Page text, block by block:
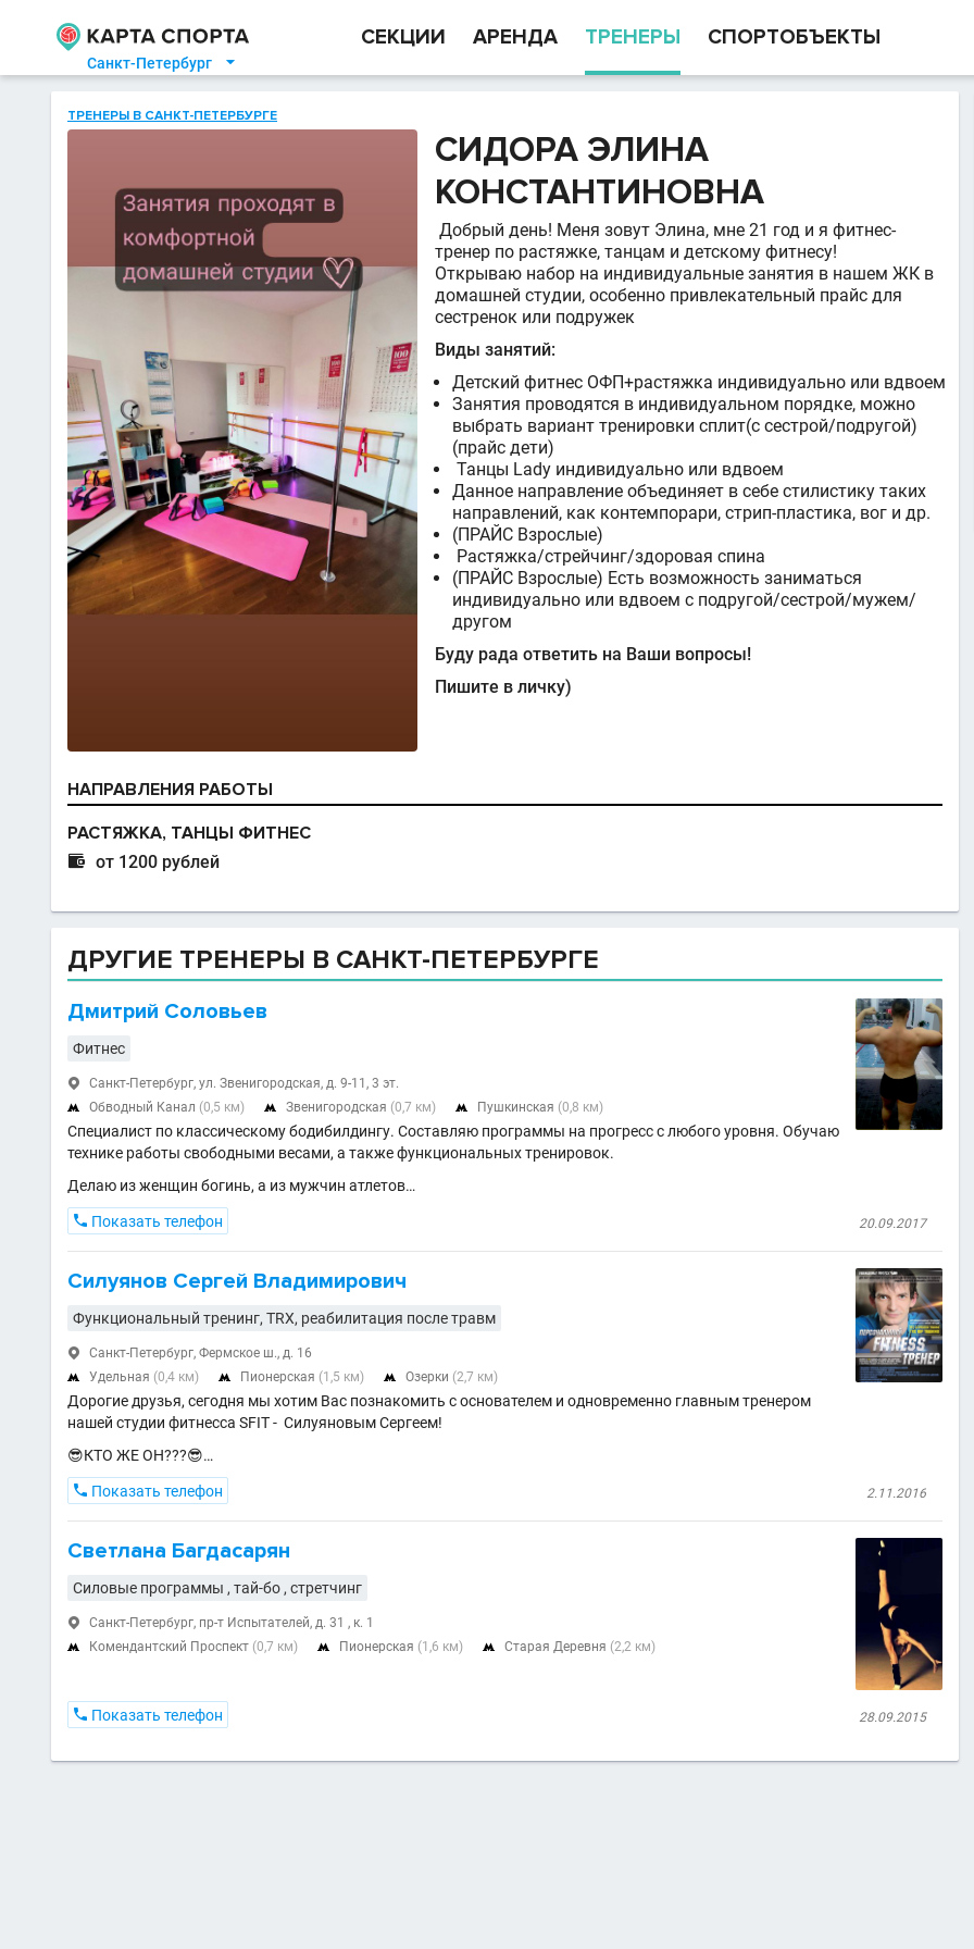
Санкт-Петербург 
СЕКЦИИ АРЕНДА ТРЕНЕРЫ СПОРТОБЪЕКТЫ
ТРЕНЕРЫ В САНКТ-ПЕТЕРБУРГЕ
СИДОРА ЭЛИНА
КОНСТАНТИНОВНА
Добрый день! Меня зовут Элина, мне 21 год и я фитнес-
тренер по растяжке, танцам и детскому фитнесу!
Открываю набор на индивидуальные занятия в нашем ЖК в
домашней студии, особенно привлекательный прайс для
сестренок или подружек
Виды занятий:
Детский фитнес ОФП+растяжка индивидуально или вдвоем
Занятия проводятся в индивидуальном порядке, можно
выбрать вариант тренировки сплит(с сестрой/подругой)
(прайс дети)
Танцы Lady индивидуально или вдвоем
Данное направление объединяет в себе стилистику таких
направлений, как контемпорари, стрип-пластика, вог и др.
(ПРАЙС Взрослые)
Растяжка/стрейчинг/здоровая спина
(ПРАЙС Взрослые) Есть возможность заниматься
индивидуально или вдвоем с подругой/сестрой/мужем/
другом
Буду рада ответить на Ваши вопросы!
Пишите в личку)
НАПРАВЛЕНИЯ РАБОТЫ
РАСТЯЖКА, ТАНЦЫ ФИТНЕС
 от 1200 рублей
ДРУГИЕ ТРЕНЕРЫ В САНКТ-ПЕТЕРБУРГЕ
Дмитрий Соловьев
Фитнес
 Санкт-Петербург, ул. Звенигородская, д. 9-11, 3 эт.
 Обводный Канал (0,5 км)  Звенигородская (0,7 км)  Пушкинская (0,8 км)
Специалист по классическому бодибилдингу. Составляю программы на прогресс с любого уровня. Обучаю
технике работы свободными весами, а также функциональных тренировок.
Делаю из женщин богинь, а из мужчин атлетов…
20.09.2017
 Показать телефон
Силуянов Сергей Владимирович
Функциональный тренинг, TRX, реабилитация после травм
 Санкт-Петербург, Фермское ш., д. 16
 Удельная (0,4 км)  Пионерская (1,5 км)  Озерки (2,7 км)
Дорогие друзья, сегодня мы хотим Вас познакомить с основателем и одновременно главным тренером
нашей студии фитнесса SFIT - Силуяновым Сергеем!
😎КТО ЖЕ ОН???😎…
2.11.2016
 Показать телефон
Светлана Багдасарян
Силовые программы , тай-бо , стретчинг
 Санкт-Петербург, пр-т Испытателей, д. 31 , к. 1
 Комендантский Проспект (0,7 км)  Пионерская (1,6 км)  Старая Деревня (2,2 км)
28.09.2015
 Показать телефон